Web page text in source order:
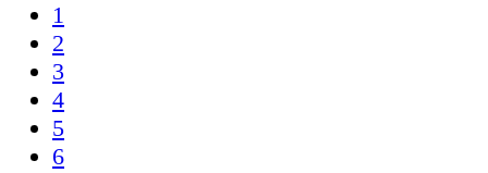
1
2
3
4
5
6